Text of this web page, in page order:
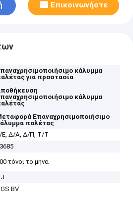
Επικοινωνήστε
κάλυμμα
για προστασία
κάλυμμα
Επαναχρησιμοποιήσιμο
παλέτας
Ε, Δ/Α, Δ/Π, Τ/Τ
τόνοι το μήνα
BV